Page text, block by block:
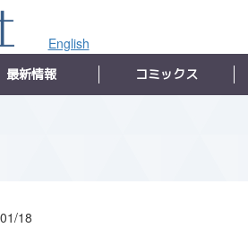
English
最新情報 コミックス
18